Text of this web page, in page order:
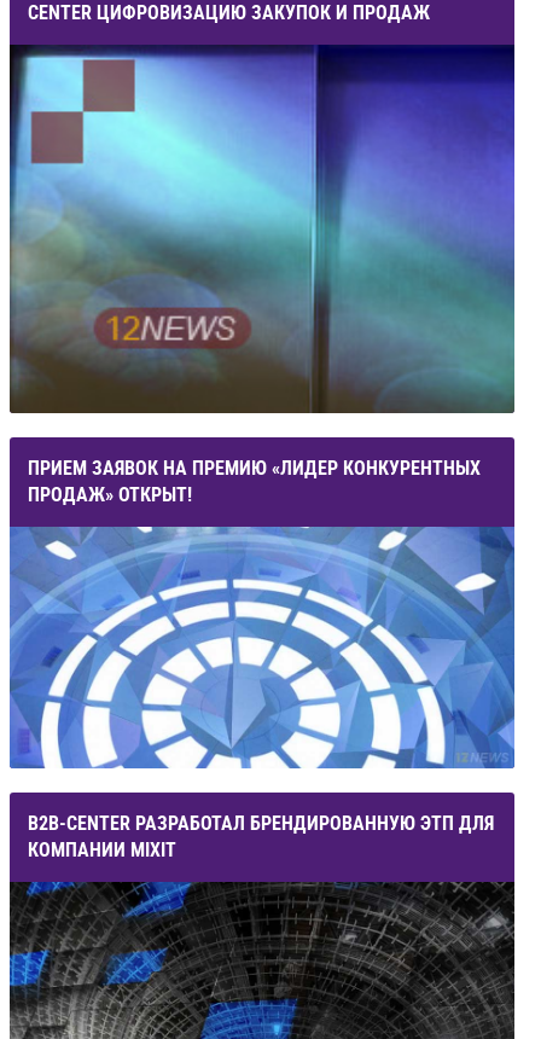
CENTER ЦИФРОВИЗАЦИЮ ЗАКУПОК И ПРОДАЖ
ПРИЕМ ЗАЯВОК НА ПРЕМИЮ «ЛИДЕР КОНКУРЕНТНЫХ
ПРОДАЖ» ОТКРЫТ!
B2B-CENTER РАЗРАБОТАЛ БРЕНДИРОВАННУЮ ЭТП ДЛЯ
КОМПАНИИ MIXIT